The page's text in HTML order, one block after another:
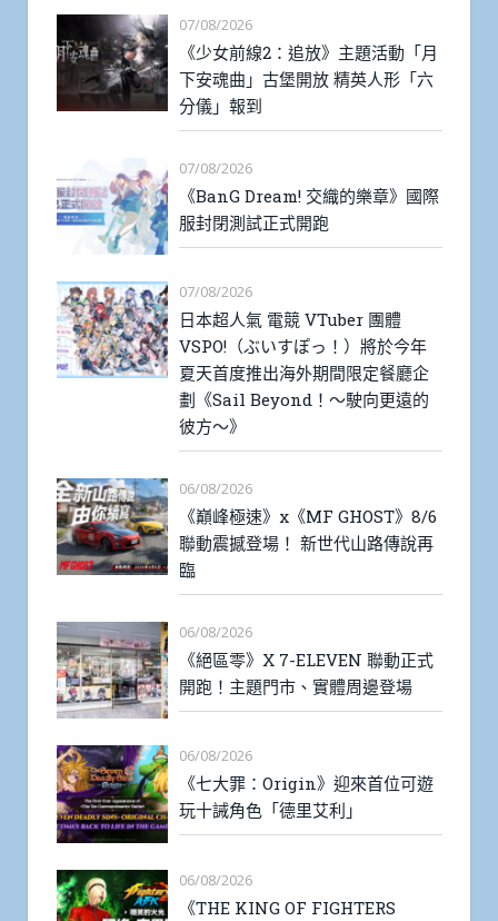
07/08/2026
《少女前線2：追放》主題活動「月
下安魂曲」古堡開放 精英人形「六
分儀」報到
07/08/2026
《BanG Dream! 交織的樂章》國際
服封閉測試正式開跑
07/08/2026
日本超人氣 電競 VTuber 團體
VSPO!（ぶいすぽっ！）將於今年
夏天首度推出海外期間限定餐廳企
劃《Sail Beyond！～駛向更遠的
彼方～》
06/08/2026
《巔峰極速》x《MF GHOST》8/6
聯動震撼登場！ 新世代山路傳說再
臨
06/08/2026
《絕區零》X 7-ELEVEN 聯動正式
開跑！主題門市、實體周邊登場
06/08/2026
《七大罪：Origin》迎來首位可遊
玩十誡角色「德里艾利」
06/08/2026
《THE KING OF FIGHTERS